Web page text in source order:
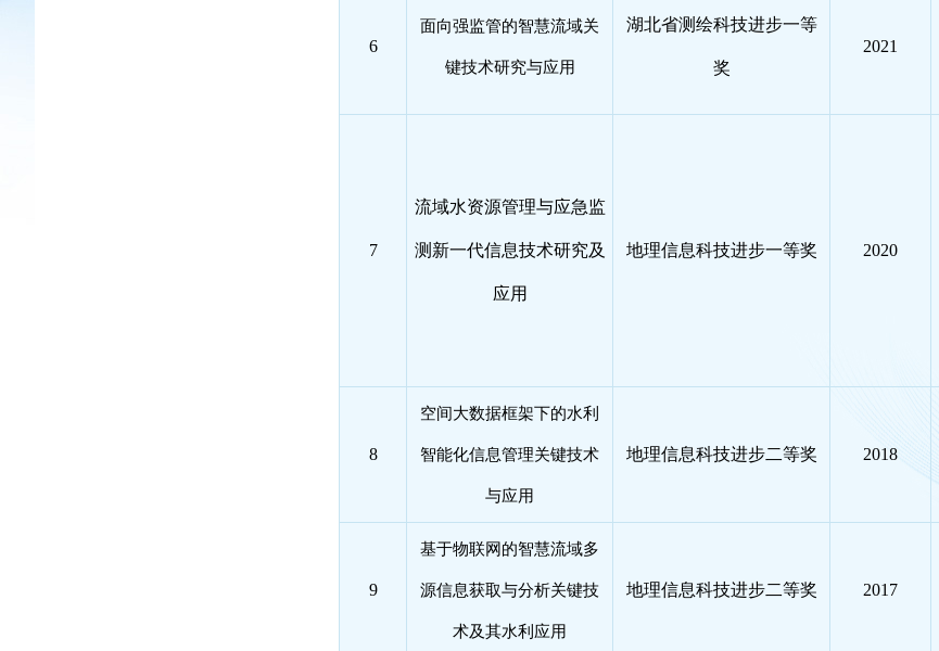
6
面向强监管的智慧流域关
键技术研究与应用
湖北省测绘科技进步一等
奖
2021
7
流域水资源管理与应急监
测新一代信息技术研究及
应用
地理信息科技进步一等奖 2020
8
空间大数据框架下的水利
智能化信息管理关键技术
与应用
地理信息科技进步二等奖 2018
9
基于物联网的智慧流域多
源信息获取与分析关键技
术及其水利应用
地理信息科技进步二等奖 2017